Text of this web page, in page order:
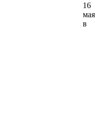
16
мая
в